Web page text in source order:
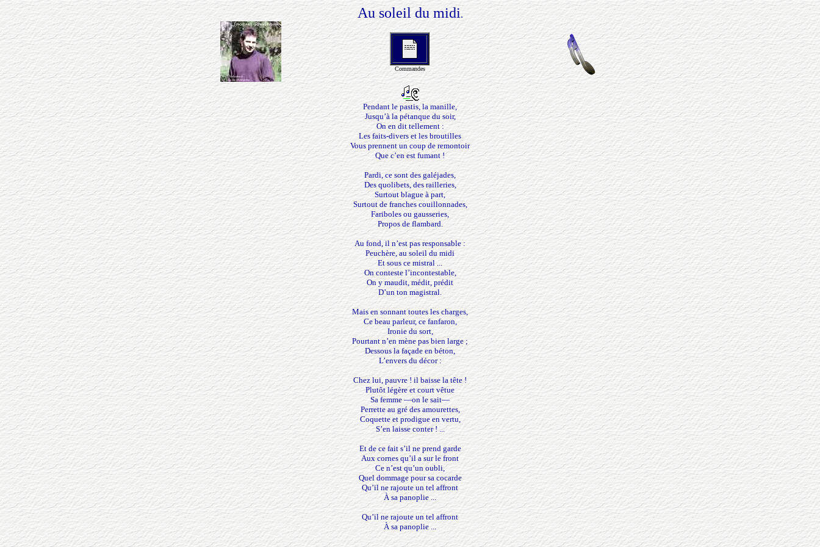
Au soleil du midi.
Commandes
Pendant le pastis, la manille,
Jusqu’à la pétanque du soir,
On en dit tellement :
Les faits-divers et les broutilles
Vous prennent un coup de remontoir
Que c’en est fumant !
Pardi, ce sont des galéjades,
Des quolibets, des railleries,
Surtout blague à part,
Surtout de franches couillonnades,
Fariboles ou gausseries,
Propos de flambard.
Au fond, il n’est pas responsable :
Peuchère, au soleil du midi
Et sous ce mistral ...
On conteste l’incontestable,
On y maudit, médit, prédit
D’un ton magistral.
Mais en sonnant toutes les charges,
Ce beau parleur, ce fanfaron,
Ironie du sort,
Pourtant n’en mène pas bien large ;
Dessous la façade en béton,
L’envers du décor :
Chez lui, pauvre ! il baisse la tête !
Plutôt légère et court vêtue
Sa femme —on le sait—
Perrette au gré des amourettes,
Coquette et prodigue en vertu,
S’en laisse conter ! ...
Et de ce fait s’il ne prend garde
Aux cornes qu’il a sur le front
Ce n’est qu’un oubli,
Quel dommage pour sa cocarde
Qu’il ne rajoute un tel affront
À sa panoplie ...
Qu’il ne rajoute un tel affront
À sa panoplie ...